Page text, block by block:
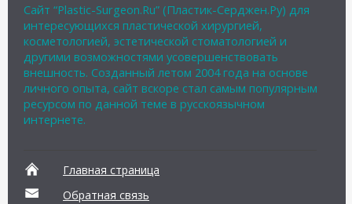
Сайт “Plastic-Surgeon.Ru” (Пластик-Серджен.Ру) для
интересующихся пластической хирургией,
косметологией, эстетической стоматологией и
другими возможностями усовершенствовать
внешность. Созданный летом 2004 года на основе
личного опыта, сайт вскоре стал самым популярным
ресурсом по данной теме в русскоязычном
интернете.
Главная страница
Обратная связь